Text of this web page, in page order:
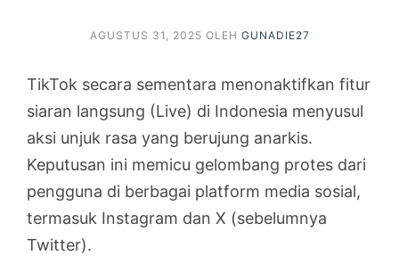
AGUSTUS 31, 2025 OLEH GUNADIE27
TikTok secara sementara menonaktifkan fitur
siaran langsung (Live) di Indonesia menyusul
aksi unjuk rasa yang berujung anarkis.
Keputusan ini memicu gelombang protes dari
pengguna di berbagai platform media sosial,
termasuk Instagram dan X (sebelumnya
Twitter).